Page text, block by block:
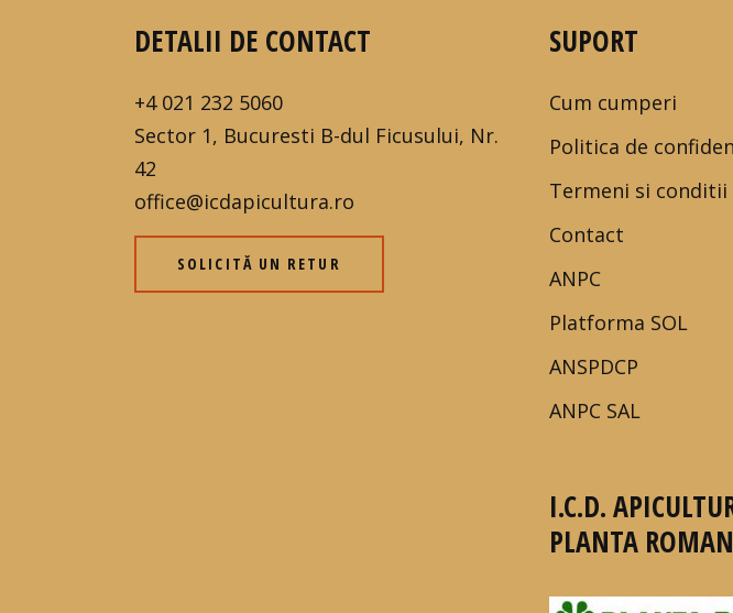
DETALII DE CONTACT
+4 021 232 5060
Sector 1, Bucuresti B-dul Ficusului, Nr.
42
office@icdapicultura.ro
SOLICITĂ UN RETUR
SUPORT
Cum cumperi
Politica de
Termeni si conditii
Contact
ANPC
Platforma SOL
ANSPDCP
ANPC SAL
I.C.D.
PLANTA